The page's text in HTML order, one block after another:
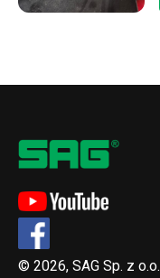
© 2026, SAG Sp. z o.o.